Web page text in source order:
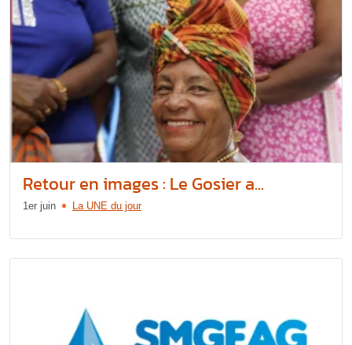
Retour en images : Le Gosier a...
1er juin La UNE du jour